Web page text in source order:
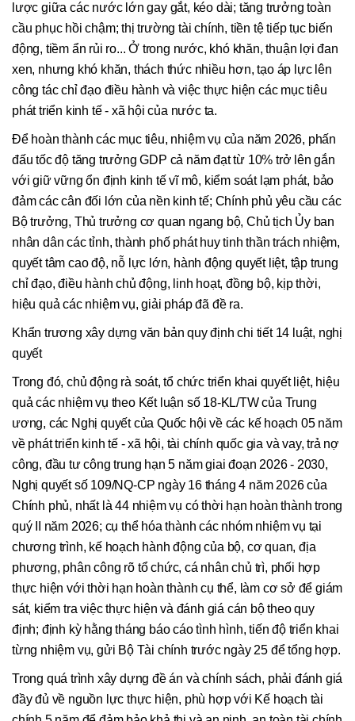
lược giữa các nước lớn gay gắt, kéo dài; tăng trưởng toàn
cầu phục hồi chậm; thị trường tài chính, tiền tệ tiếp tục biến
động, tiềm ẩn rủi ro... Ở trong nước, khó khăn, thuận lợi đan
xen, nhưng khó khăn, thách thức nhiều hơn, tạo áp lực lên
công tác chỉ đạo điều hành và việc thực hiện các mục tiêu
phát triển kinh tế - xã hội của nước ta.
Để hoàn thành các mục tiêu, nhiệm vụ của năm 2026, phấn
đấu tốc độ tăng trưởng GDP cả năm đạt từ 10% trở lên gắn
với giữ vững ổn định kinh tế vĩ mô, kiểm soát lạm phát, bảo
đảm các cân đối lớn của nền kinh tế; Chính phủ yêu cầu các
Bộ trưởng, Thủ trưởng cơ quan ngang bộ, Chủ tịch Ủy ban
nhân dân các tỉnh, thành phố phát huy tinh thần trách nhiệm,
quyết tâm cao độ, nỗ lực lớn, hành động quyết liệt, tập trung
chỉ đạo, điều hành chủ động, linh hoạt, đồng bộ, kịp thời,
hiệu quả các nhiệm vụ, giải pháp đã đề ra.
Khẩn trương xây dựng văn bản quy định chi tiết 14 luật, nghị
quyết
Trong đó, chủ động rà soát, tổ chức triển khai quyết liệt, hiệu
quả các nhiệm vụ theo Kết luận số 18-KL/TW của Trung
ương, các Nghị quyết của Quốc hội về các kế hoạch 05 năm
về phát triển kinh tế - xã hội, tài chính quốc gia và vay, trả nợ
công, đầu tư công trung hạn 5 năm giai đoạn 2026 - 2030,
Nghị quyết số 109/NQ-CP ngày 16 tháng 4 năm 2026 của
Chính phủ, nhất là 44 nhiệm vụ có thời hạn hoàn thành trong
quý II năm 2026; cụ thể hóa thành các nhóm nhiệm vụ tại
chương trình, kế hoạch hành động của bộ, cơ quan, địa
phương, phân công rõ tổ chức, cá nhân chủ trì, phối hợp
thực hiện với thời hạn hoàn thành cụ thể, làm cơ sở để giám
sát, kiểm tra việc thực hiện và đánh giá cán bộ theo quy
định; định kỳ hằng tháng báo cáo tình hình, tiến độ triển khai
từng nhiệm vụ, gửi Bộ Tài chính trước ngày 25 để tổng hợp.
Trong quá trình xây dựng đề án và chính sách, phải đánh giá
đầy đủ về nguồn lực thực hiện, phù hợp với Kế hoạch tài